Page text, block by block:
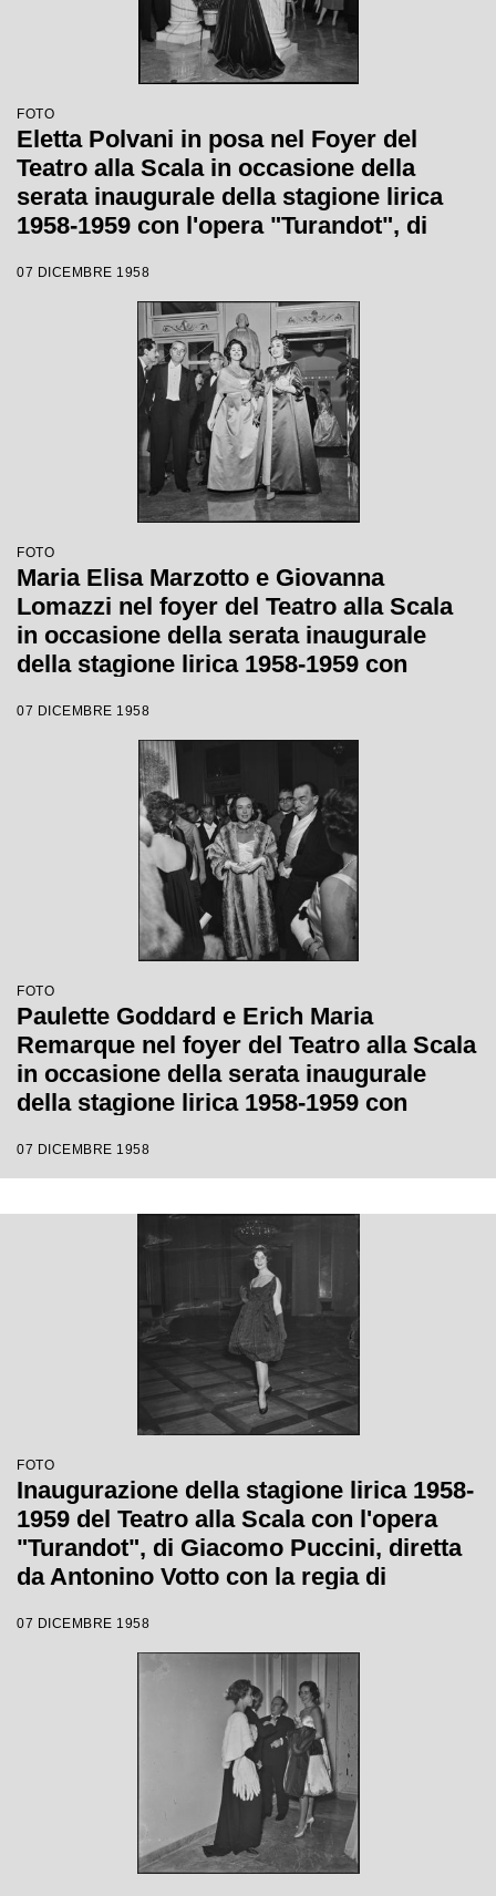
FOTO
Eletta Polvani in posa nel Foyer del
Teatro alla Scala in occasione della
serata inaugurale della stagione lirica
1958-1959 con l'opera "Turandot", di
Votto con la regia di Margherita
07 DICEMBRE 1958
FOTO
Maria Elisa Marzotto e Giovanna
Lomazzi nel foyer del Teatro alla Scala
in occasione della serata inaugurale
della stagione lirica 1958-1959 con
diretta da Antonino Votto con la regia di
Margherita Wallmann
07 DICEMBRE 1958
FOTO
Paulette Goddard e Erich Maria
Remarque nel foyer del Teatro alla Scala
in occasione della serata inaugurale
della stagione lirica 1958-1959 con
diretta da Antonino Votto con la regia di
07 DICEMBRE 1958
FOTO
Inaugurazione della stagione lirica 1958-
1959 del Teatro alla Scala con l'opera
"Turandot", di Giacomo Puccini, diretta
da Antonino Votto con la regia di
07 DICEMBRE 1958